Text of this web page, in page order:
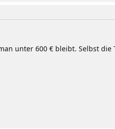
unter 600 € bleibt. Selbst